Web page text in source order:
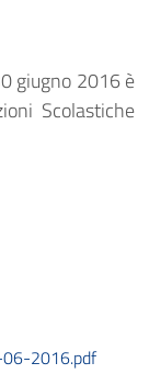
giugno 2016 è
Scolastiche
06-2016.pdf